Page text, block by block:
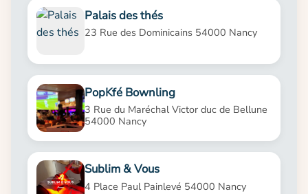
Palais des thés
23 Rue des Dominicains 54000 Nancy
PopKfé Bownling
3 Rue du Maréchal Victor duc de Bellune
54000 Nancy
Sublim & Vous
4 Place Paul Painlevé 54000 Nancy